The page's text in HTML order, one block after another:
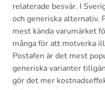
relaterade besvär. I
och generiska alternativ.
mest kända varumärket
många för att motverka
Postafen är det mest
generiska varianter
gör det mer